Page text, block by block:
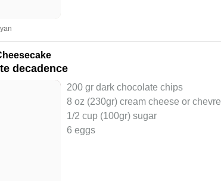
decadence
200 gr dark chocolate chips
8 oz (230gr) cream cheese or chevre
1/2 cup (100gr) sugar
6 eggs